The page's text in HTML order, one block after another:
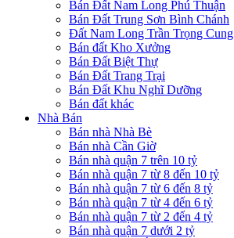
Bán Đất Nam Long Phú Thuận
Bán Đất Trung Sơn Bình Chánh
Đất Nam Long Trần Trọng Cung
Bán đất Kho Xưởng
Bán Đất Biệt Thự
Bán Đất Trang Trại
Bán Đất Khu Nghĩ Dưỡng
Bán đất khác
Nhà Bán
Bán nhà Nhà Bè
Bán nhà Cần Giờ
Bán nhà quận 7 trên 10 tỷ
Bán nhà quận 7 từ 8 đến 10 tỷ
Bán nhà quận 7 từ 6 đến 8 tỷ
Bán nhà quận 7 từ 4 đến 6 tỷ
Bán nhà quận 7 từ 2 đến 4 tỷ
Bán nhà quận 7 dưới 2 tỷ